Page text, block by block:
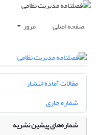
صفحه اصلی مرور
مقالات آماده انتشار
شماره جاری
شماره‌های پیشین نشریه